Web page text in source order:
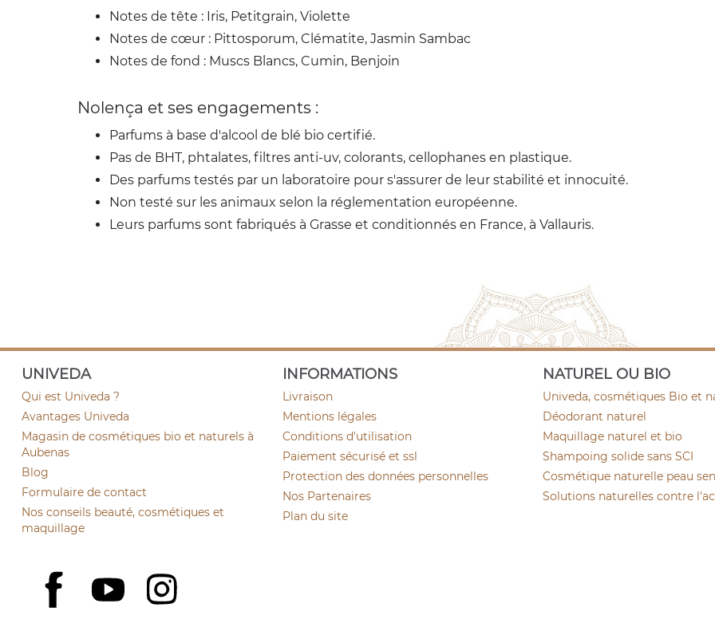
Notes de tête : Iris, Petitgrain, Violette
Notes de cœur : Pittosporum, Clématite, Jasmin Sambac
Notes de fond : Muscs Blancs, Cumin, Benjoin
Nolença et ses engagements :
Parfums à base d'alcool de blé bio certifié.
Pas de BHT, phtalates, filtres anti-uv, colorants, cellophanes en plastique.
Des parfums testés par un laboratoire pour s'assurer de leur stabilité et innocuité.
Non testé sur les animaux selon la réglementation européenne.
Leurs parfums sont fabriqués à Grasse et conditionnés en France, à Vallauris.
UNIVEDA
Qui est Univeda ?
Avantages Univeda
Magasin de cosmétiques bio et naturels à
Aubenas
Blog
Formulaire de contact
Nos conseils beauté, cosmétiques et
maquillage
INFORMATIONS
Livraison
Mentions légales
Conditions d'utilisation
Paiement sécurisé et ssl
Protection des données personnelles
Nos Partenaires
Plan du site
NATUREL OU BIO
Univeda, cosmétiques Bio et
Déodorant naturel
Maquillage naturel et bio
Shampoing solide sans SCI
Cosmétique naturelle peau
Solutions naturelles contre
Facebook
YouTube